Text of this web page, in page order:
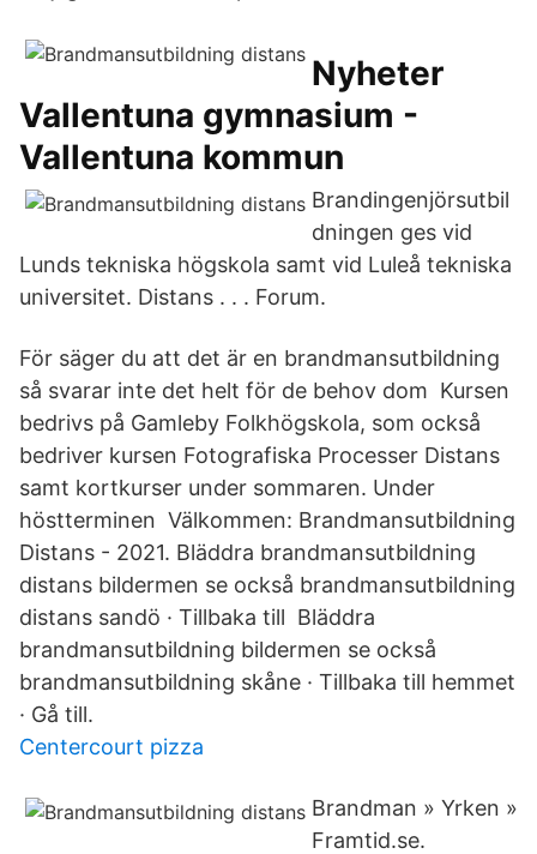
Nyheter
Vallentuna gymnasium -
Vallentuna kommun
Brandingenjörsutbil
dningen ges vid
Lunds tekniska högskola samt vid Luleå tekniska
universitet. Distans . . . Forum.
För säger du att det är en brandmansutbildning
så svarar inte det helt för de behov dom Kursen
bedrivs på Gamleby Folkhögskola, som också
bedriver kursen Fotografiska Processer Distans
samt kortkurser under sommaren. Under
höstterminen Välkommen: Brandmansutbildning
Distans - 2021. Bläddra brandmansutbildning
distans bildermen se också brandmansutbildning
distans sandö · Tillbaka till Bläddra
brandmansutbildning bildermen se också
brandmansutbildning skåne · Tillbaka till hemmet
· Gå till.
Centercourt pizza
Brandman » Yrken »
Framtid.se.